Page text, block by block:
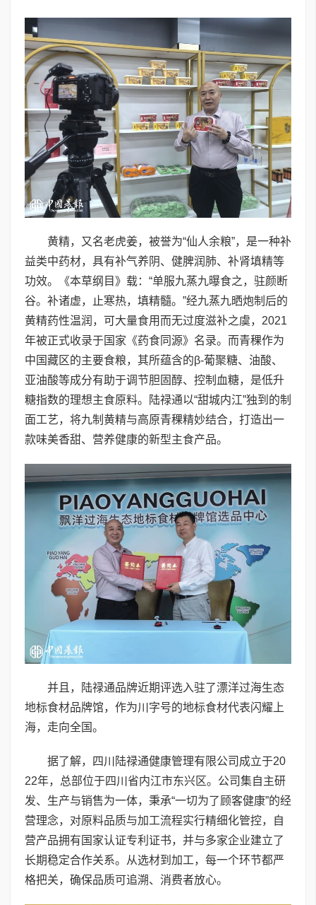
黄精，又名老虎姜，被誉为“仙人余粮”，是一种补
益类中药材，具有补气养阴、健脾润肺、补肾填精等
功效。《本草纲目》载：“单服九蒸九曝食之，驻颜断
谷。补诸虚，止寒热，填精髓。”经九蒸九晒炮制后的
黄精药性温润，可大量食用而无过度滋补之虞，2021
年被正式收录于国家《药食同源》名录。而青稞作为
中国藏区的主要食粮，其所蕴含的β-葡聚糖、油酸、
亚油酸等成分有助于调节胆固醇、控制血糖，是低升
糖指数的理想主食原料。陆禄通以“甜城内江”独到的制
面工艺，将九制黄精与高原青稞精妙结合，打造出一
款味美香甜、营养健康的新型主食产品。
并且，陆禄通品牌近期评选入驻了漂洋过海生态
地标食材品牌馆，作为川字号的地标食材代表闪耀上
海，走向全国。
据了解，四川陆禄通健康管理有限公司成立于20
22年，总部位于四川省内江市东兴区。公司集自主研
发、生产与销售为一体，秉承“一切为了顾客健康”的经
营理念，对原料品质与加工流程实行精细化管控，自
营产品拥有国家认证专利证书，并与多家企业建立了
长期稳定合作关系。从选材到加工，每一个环节都严
格把关，确保品质可追溯、消费者放心。